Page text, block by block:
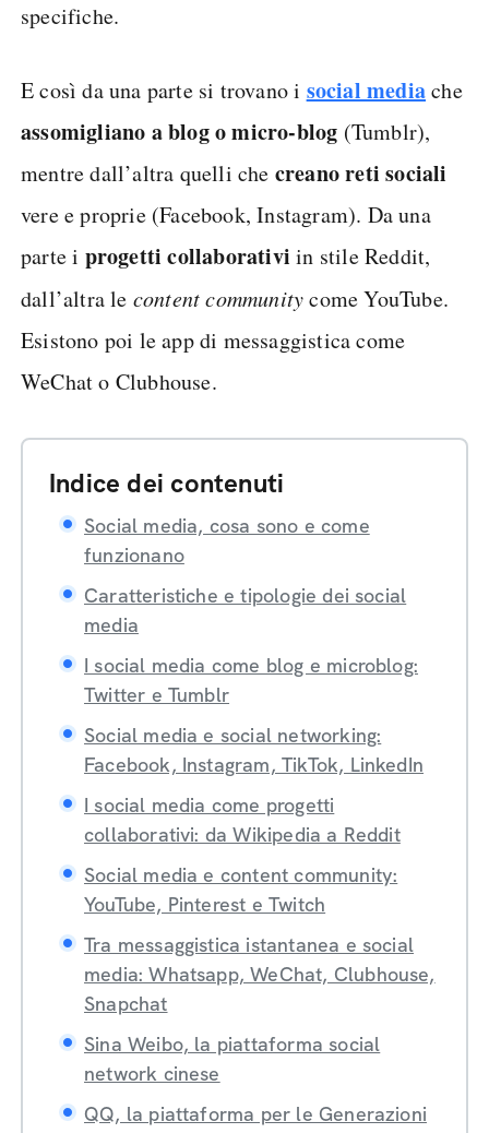
specifiche.
E così da una parte si trovano i social mediache
assomigliano a blog o micro-blog (Tumblr),
mentre dall’altra quelli che creano reti sociali
vere e proprie (Facebook, Instagram). Da una
parte i progetti collaborativi in stile Reddit,
dall’altra le content communitycome YouTube.
Esistono poi le app di messaggistica come
WeChat o Clubhouse.
Indice dei contenuti
Social media, cosa sono e come
funzionano
Caratteristiche e tipologie dei social
media
I social media come blog e microblog:
Twitter e Tumblr
Social media e social networking:
Facebook, Instagram, TikTok, LinkedIn
I social media come progetti
collaborativi: da Wikipedia a Reddit
Social media e content community:
YouTube, Pinterest e Twitch
Tra messaggistica istantanea e social
media: Whatsapp, WeChat, Clubhouse,
Snapchat
Sina Weibo, la piattaforma social
network cinese
QQ, la piattaforma per le Generazioni